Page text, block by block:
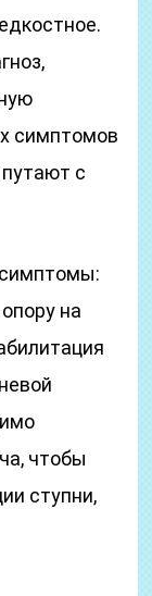
симптомов
с
на
чтобы
ступни,